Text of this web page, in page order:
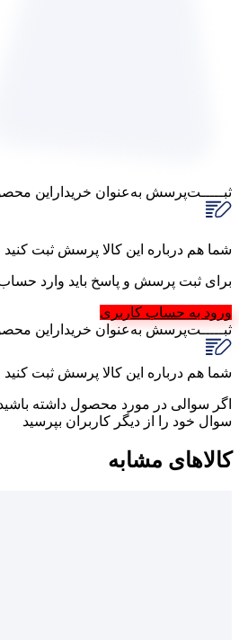
ثبـــــت‌پرسش به‌عنوان ‌خریدار‌این‌
شما هم درباره این کالا پرسش ثبت کنید
برای ثبت پرسش و پاسخ باید وارد
ورود به حساب کاربری
ثبـــــت‌پرسشبه‌عنوان ‌خریدار‌این‌
شما هم درباره این کالا پرسش ثبت کنید
اگر سوالی در مورد محصول داشته
سوال خود را از دیگر کاربران بپرسید
کالاهای مشابه